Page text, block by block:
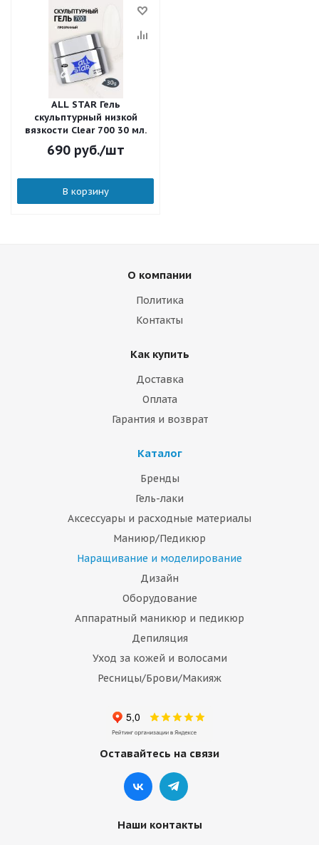
ALL STAR Гель
скульптурный низкой
вязкости Clear 700 30 мл.
690руб./шт
В корзину
О компании
Политика
Контакты
Как купить
Доставка
Оплата
Гарантия и возврат
Каталог
Бренды
Гель-лаки
Аксессуары и расходные материалы
Маниюр/Педикюр
Наращивание и моделирование
Дизайн
Оборудование
Аппаратный маникюр и педикюр
Депиляция
Уход за кожей и волосами
Ресницы/Брови/Макияж
Оставайтесь на связи
Наши контакты